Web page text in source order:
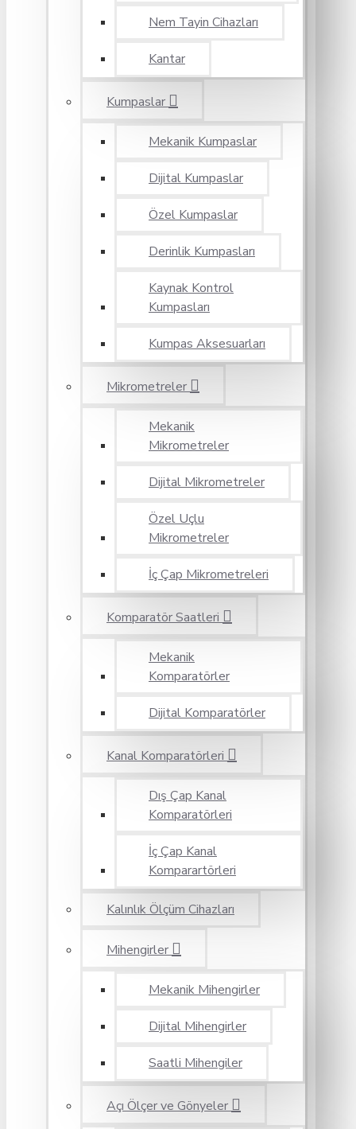
Nem Tayin Cihazları
Kantar
Kumpaslar
Mekanik Kumpaslar
Dijital Kumpaslar
Özel Kumpaslar
Derinlik Kumpasları
Kaynak Kontrol
Kumpasları
Kumpas Aksesuarları
Mikrometreler
Mekanik
Mikrometreler
Dijital Mikrometreler
Özel Uçlu
Mikrometreler
İç Çap Mikrometreleri
Komparatör Saatleri
Mekanik
Komparatörler
Dijital Komparatörler
Kanal Komparatörleri
Dış Çap Kanal
Komparatörleri
İç Çap Kanal
Komparartörleri
Kalınlık Ölçüm Cihazları
Mihengirler
Mekanik Mihengirler
Dijital Mihengirler
Saatli Mihengiler
Açı Ölçer ve Gönyeler